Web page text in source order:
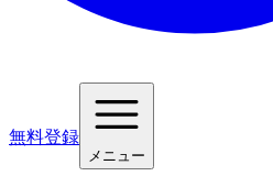
無料登録
メニュー